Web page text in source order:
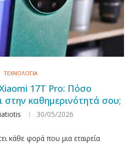
ΤΕΧΝΟΛΟΓΙΑ
17T Pro: Πόσο
στην καθημερινότητά σου;
30/05/2026
κάθε φορά που μια εταιρεία